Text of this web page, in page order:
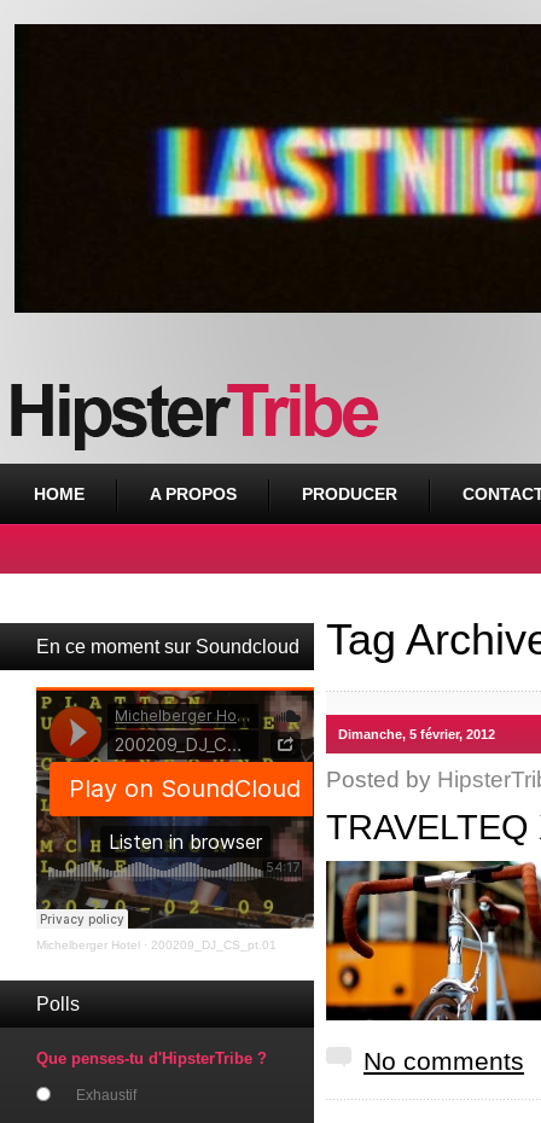
HOME A PROPOS PRODUCER
En ce moment sur Soundcloud
Michelberger Hotel · 200209_DJ_CS_pt.01
Polls
Que penses-tu d'HipsterTribe ?
Exhaustif
Tag
Dimanche, 5 février, 2012
Posted by
No comments